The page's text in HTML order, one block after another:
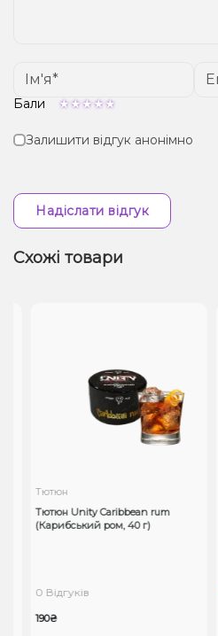
Бали
Залишити відгук анонімно
Надіслати відгук
Схожі товари
Тютюн
Тютюн Unity Caribbean rum
(Карибський ром, 40 г)
0 Відгуків
190₴